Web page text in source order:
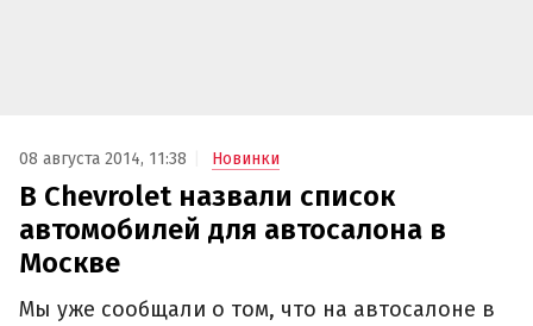
08 августа 2014, 11:38 Новинки
В Chevrolet назвали список
автомобилей для автосалона в
Москве
Мы уже сообщали о том, что на автосалоне в